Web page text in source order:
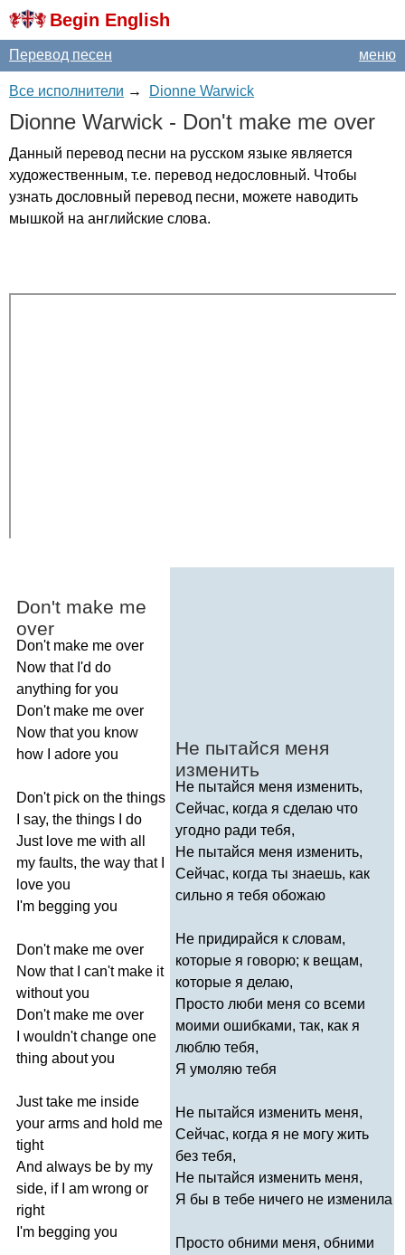
Begin English
меню
Перевод песен
Все исполнители → Dionne Warwick
Dionne Warwick - Don't make me over
Данный перевод песни на русском языке является
художественным, т.е. перевод недословный. Чтобы
узнать дословный перевод песни, можете наводить
мышкой на английские слова.
Don't make me
over
Don't make me over
Now that I'd do
anything for you
Don't make me over
Now that you know
how
adore you
Don't pick on the things
say, the things
do
Just love me with all
my faults, the way that
love you
I'm begging you
Don't make me over
Now that can't make it
without you
Don't make me over
wouldn't change one
thing about you
Just take me inside
your arms and hold me
tight
And always be by my
side, if am wrong or
right
I'm begging you
Не пытайся меня
изменить
Не пытайся меня изменить,
Сейчас, когда я сделаю что
угодно ради тебя,
Не пытайся меня изменить,
Сейчас, когда ты знаешь, как
сильно я тебя обожаю
Не придирайся к словам,
которые я говорю; к вещам,
которые я делаю,
Просто люби меня со всеми
моими ошибками, так, как я
люблю тебя,
Я умоляю тебя
Не пытайся изменить меня,
Сейчас, когда я не могу жить
без тебя,
Не пытайся изменить меня,
Я бы в тебе ничего не изменила
Просто обними меня, обними